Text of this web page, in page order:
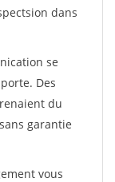
dans
se
Des
du
garantie
vous